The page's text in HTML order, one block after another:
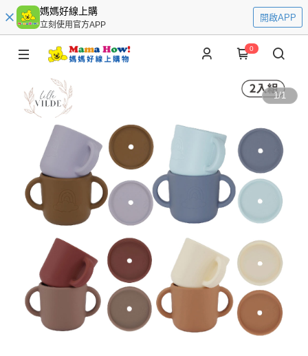
媽媽好線上購
立刻使用官方APP
開啟APP
0
1/1